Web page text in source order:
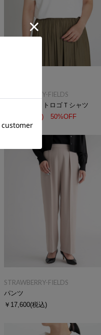
STRAWBERRY-FIELDS
ホットフィットロゴＴシャツ
(税込) 50%OFF
STRAWBERRY-FIELDS
パンツ
￥17,600(税込)